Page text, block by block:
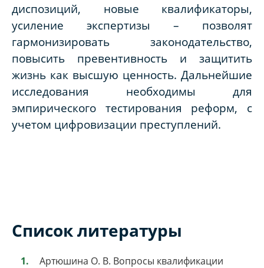
диспозиций, новые квалификаторы,
усиление экспертизы – позволят
гармонизировать законодательство,
повысить превентивность и защитить
жизнь как высшую ценность. Дальнейшие
исследования необходимы для
эмпирического тестирования реформ, с
учетом цифровизации преступлений.
Список литературы
Артюшина О. В. Вопросы квалификации